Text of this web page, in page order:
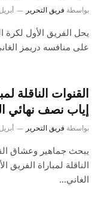
بواسطة فريق التحرير أبريل 28, 2024
يحل الفريق الأول لكرة
على منافسه دريمز
القنوات الناقلة
إياب نصف نهائي
بواسطة فريق التحرير أبريل 28, 2024
يبحث جماهير وعشاق
الناقلة لمباراة الفريق
الغاني…